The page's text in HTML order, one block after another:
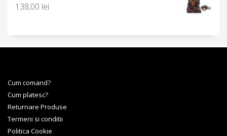
138,00 lei
Cum comand?
Cum platesc?
Returnare Produse
Termeni si conditii
Politica Cookie